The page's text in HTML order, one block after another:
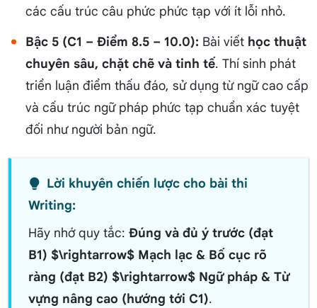
các cấu trúc câu phức phức tạp với ít lỗi nhỏ.
Bậc 5 (C1 – Điểm 8.5 – 10.0): Bài viết học thuật
chuyên sâu, chặt chẽ và tinh tế. Thí sinh phát
triển luận điểm thấu đáo, sử dụng từ ngữ cao cấp
và cấu trúc ngữ pháp phức tạp chuẩn xác tuyệt
đối như người bản ngữ.
Lời khuyên chiến lược cho bài thi
Writing:
Hãy nhớ quy tắc: Đúng và đủ ý trước (đạt
B1) $\rightarrow$ Mạch lạc & Bố cục rõ
ràng (đạt B2) $\rightarrow$ Ngữ pháp & Từ
vựng nâng cao (hướng tới C1).